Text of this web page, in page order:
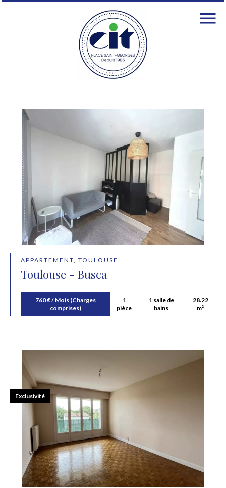
APPARTEMENT, TOULOUSE
Toulouse - Busca
760 € / Mois (Charges
comprises)
1
pièce
1 salle de
bains
28.22
m²
Exclusivité